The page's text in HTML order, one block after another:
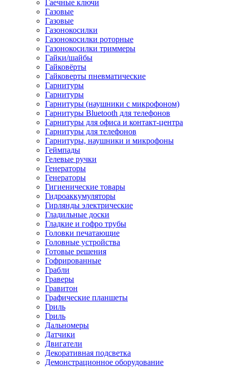
Гаечные ключи
Газовые
Газовые
Газонокосилки
Газонокосилки роторные
Газонокосилки триммеры
Гайки/шайбы
Гайковёрты
Гайковерты пневматические
Гарнитуры
Гарнитуры
Гарнитуры (наушники с микрофоном)
Гарнитуры Bluetooth для телефонов
Гарнитуры для офиса и контакт-центра
Гарнитуры для телефонов
Гарнитуры, наушники и микрофоны
Геймпады
Гелевые ручки
Генераторы
Генераторы
Гигиенические товары
Гидроаккумуляторы
Гирлянды электрические
Гладильные доски
Гладкие и гофро трубы
Головки печатающие
Головные устройства
Готовые решения
Гофрированные
Грабли
Граверы
Гравитон
Графические планшеты
Гриль
Гриль
Дальномеры
Датчики
Двигатели
Декоративная подсветка
Демонстрационное оборудование